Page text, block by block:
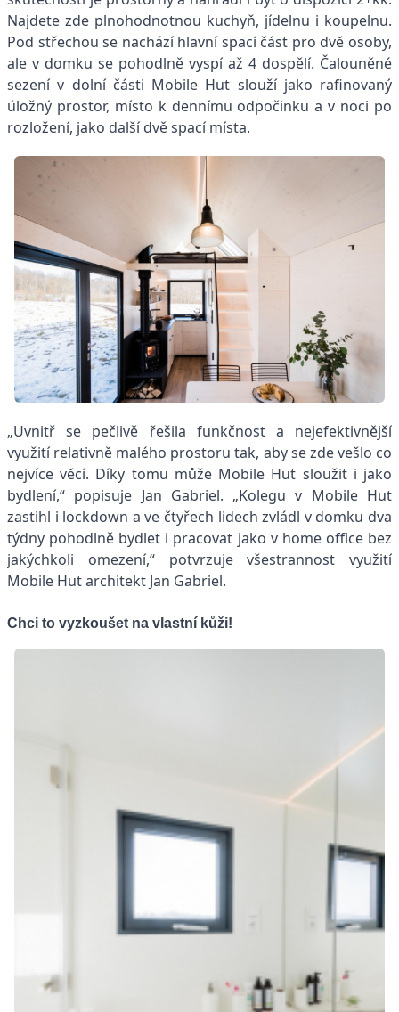
Najdete zde plnohodnotnou kuchyň, jídelnu i koupelnu.
Pod střechou se nachází hlavní spací část pro dvě osoby,
ale v domku se pohodlně vyspí až 4 dospělí. Čalouněné
sezení v dolní části Mobile Hut slouží jako rafinovaný
úložný prostor, místo k dennímu odpočinku a v noci po
rozložení, jako další dvě spací místa.
„Uvnitř se pečlivě řešila funkčnost a nejefektivnější
využití relativně malého prostoru tak, aby se zde vešlo co
nejvíce věcí. Díky tomu může Mobile Hut sloužit i jako
bydlení,“ popisuje Jan Gabriel. „Kolegu v Mobile Hut
zastihl i lockdown a ve čtyřech lidech zvládl v domku dva
týdny pohodlně bydlet i pracovat jako v home office bez
jakýchkoli omezení,“ potvrzuje všestrannost využití
Mobile Hut architekt Jan Gabriel.
Chci to vyzkoušet na vlastní kůži!